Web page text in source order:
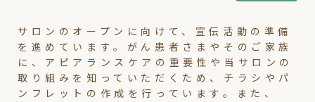
サロンのオープンに向けて、宣伝活動の準備
を進めています。がん患者さまやそのご家族
に、アピアランスケアの重要性や当サロンの
取り組みを知っていただくため、チラシやパ
ンフレットの作成を行っています。また、